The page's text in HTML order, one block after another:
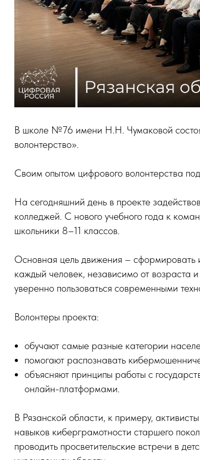
В школе №76 имени Н.Н. Чумаковой
волонтерство».
Своим опытом цифрового волонтерства
На сегодняшний день в проекте
колледжей. С нового учебного года к
школьники 8–11 классов.
Основная цель движения – сформировать
каждый человек, независимо от возраста
уверенно пользоваться современными
Волонтеры проекта:
обучают самые разные категории
помогают распознавать
объясняют принципы работы с
онлайн-платформами.
В Рязанской области, к примеру,
навыков киберграмотности старшего
проводить просветительские встречи в